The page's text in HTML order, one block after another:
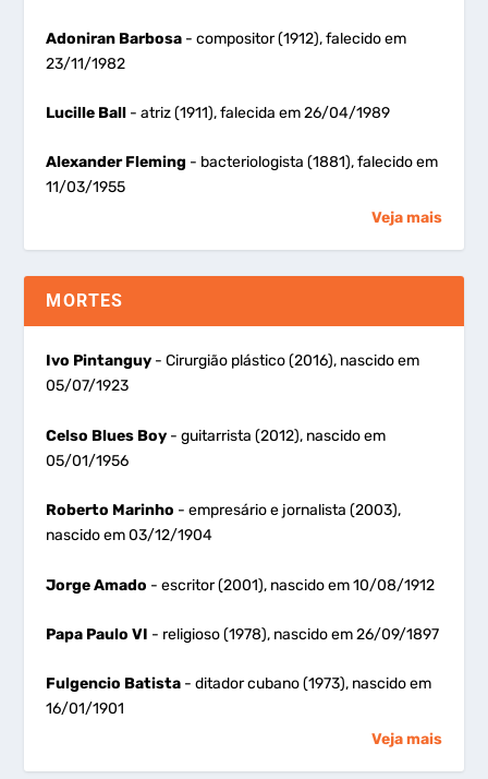
Adoniran Barbosa - compositor (1912), falecido em
23/11/1982
Lucille Ball - atriz (1911), falecida em 26/04/1989
Alexander Fleming - bacteriologista (1881), falecido em
11/03/1955
Veja mais
MORTES
Ivo Pintanguy - Cirurgião plástico (2016), nascido em
05/07/1923
Celso Blues Boy - guitarrista (2012), nascido em
05/01/1956
Roberto Marinho - empresário e jornalista (2003),
nascido em 03/12/1904
Jorge Amado - escritor (2001), nascido em 10/08/1912
Papa Paulo VI - religioso (1978), nascido em 26/09/1897
Fulgencio Batista - ditador cubano (1973), nascido em
16/01/1901
Veja mais